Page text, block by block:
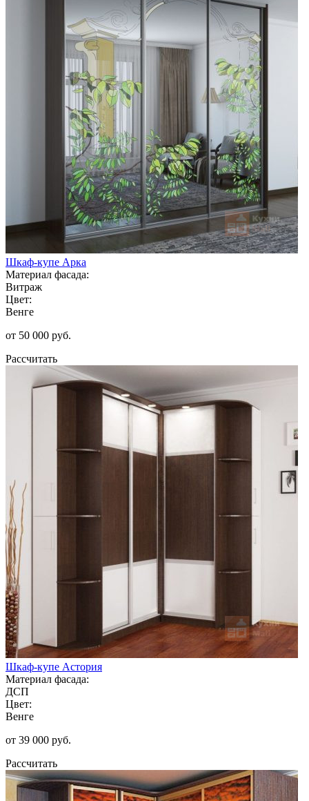
Шкаф-купе Арка
Материал фасада:
Витраж
Цвет:
Венге
от 50 000 руб.
Рассчитать
Шкаф-купе Астория
Материал фасада:
ДСП
Цвет:
Венге
от 39 000 руб.
Рассчитать